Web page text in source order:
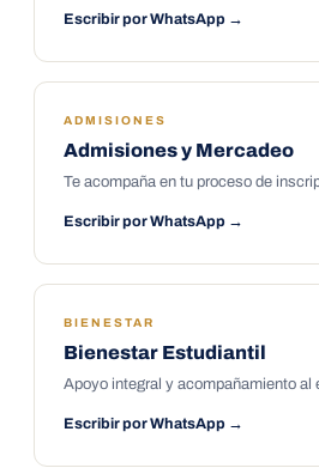
Escribir por WhatsApp →
ADMISIONES
Admisiones y Mercadeo
Te acompaña en tu proceso de
Escribir por WhatsApp →
BIENESTAR
Bienestar Estudiantil
Apoyo integral y acompañamiento al
Escribir por WhatsApp →